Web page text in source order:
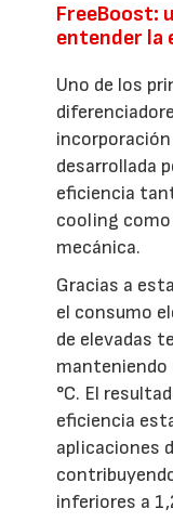
FreeBoost:
entender la
Uno de los
desarrollada
eficiencia
cooling
mecánica.
Gracias a
el consumo
de elevadas
manteniendo
°C. El
eficiencia
aplicaciones
inferiores a